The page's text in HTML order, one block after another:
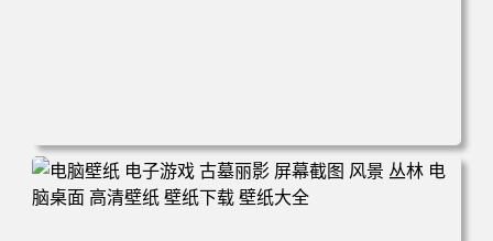
电脑壁纸 游戏 风景 未来主义 汽车 电脑桌面 高清壁纸 壁纸
下载 壁纸大全